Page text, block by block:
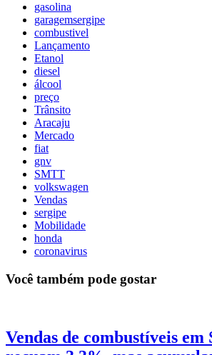
gasolina
garagemsergipe
combustivel
Lançamento
Etanol
diesel
álcool
preço
Trânsito
Aracaju
Mercado
fiat
gnv
SMTT
volkswagen
Vendas
sergipe
Mobilidade
honda
coronavirus
Você também pode gostar
Vendas de combustíveis em